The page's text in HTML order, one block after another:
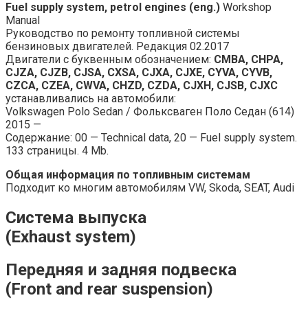
Fuel supply system, petrol engines (eng.) Workshop
Manual
Руководство по ремонту топливной системы
бензиновых двигателей. Редакция 02.2017
Двигатели с буквенным обозначением: CMBA, CHPA,
CJZA, CJZB, CJSA, CXSA, CJXA, CJXE, CYVA, CYVB,
CZCA, CZEA, CWVA, CHZD, CZDA, CJXH, CJSB, CJXC
устанавливались на автомобили:
Volkswagen Polo Sedan / Фольксваген Поло Седан (614)
2015 —
Содержание: 00 — Technical data, 20 — Fuel supply system.
133 страницы. 4 Mb.
Общая информация по топливным системам
Подходит ко многим автомобилям VW, Skoda, SEAT, Audi
Система выпуска
(Exhaust system)
Передняя и задняя подвеска
(Front and rear suspension)